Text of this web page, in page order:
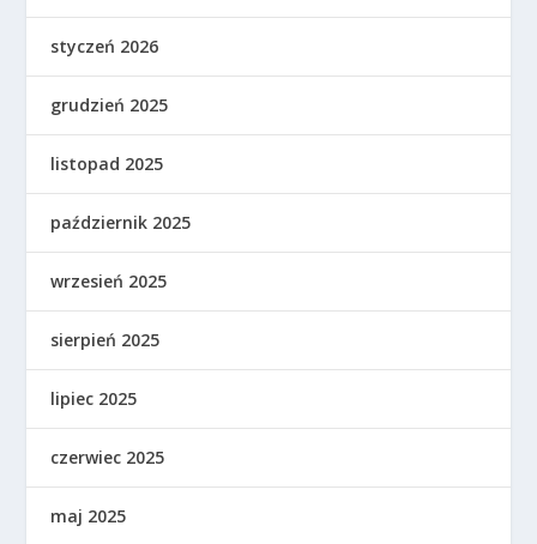
styczeń 2026
grudzień 2025
listopad 2025
październik 2025
wrzesień 2025
sierpień 2025
lipiec 2025
czerwiec 2025
maj 2025